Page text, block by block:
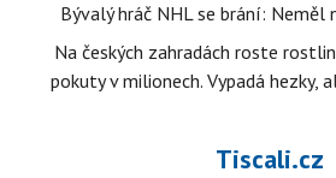
Bývalý hráč NHL se brání:
Na českých zahradách roste
pokuty v milionech. Vypadá hezky,
Tiscali.cz